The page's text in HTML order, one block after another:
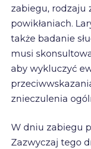
zabiegu, rodzaju
powikłaniach.
także badanie
musi
aby wykluczyć
znieczulenia
W dniu zabiegu
Zazwyczaj tego